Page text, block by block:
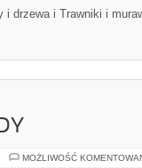
i drzewa i Trawniki i
MOŻLIWOŚĆ